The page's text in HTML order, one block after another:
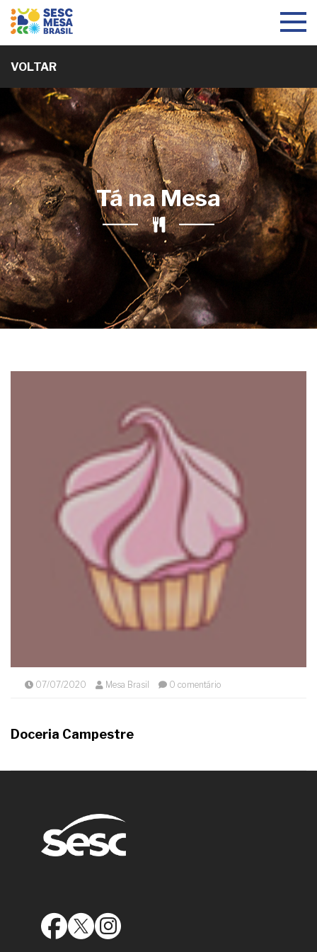
Toggle
VOLTAR
Tá na Mesa
07/07/2020 Mesa Brasil 0 comentário
Doceria Campestre